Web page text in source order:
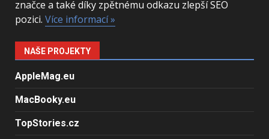
značce a také díky zpětnému odkazu zlepší SEO
pozici. Více informací »
NAŠE PROJEKTY
AppleMag.eu
MacBooky.eu
TopStories.cz